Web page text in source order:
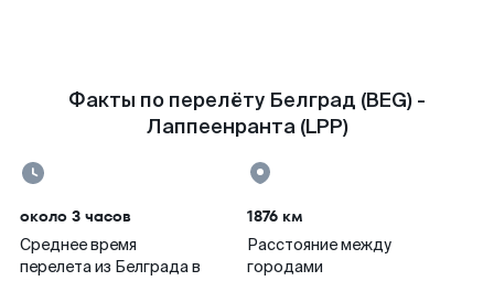
Факты по перелёту Белград (BEG) -
Лаппеенранта (LPP)
около 3 часов
Среднее время
перелета из Белграда в
1876 км
Расстояние между
городами